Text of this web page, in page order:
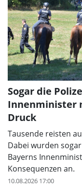
Sogar die
Innenminister
Druck
Tausende reisten
Dabei wurden
Bayerns
Konsequenzen an.
10.08.2026 17:00